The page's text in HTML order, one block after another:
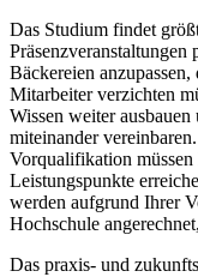
Das Studium findet
Präsenzveranstaltungen
Bäckereien
Mitarbeiter verzichten
Wissen weiter
miteinander
Vorqualifikation
Leistungspunkte
werden aufgrund Ihrer
Hochschule
Das praxis- und